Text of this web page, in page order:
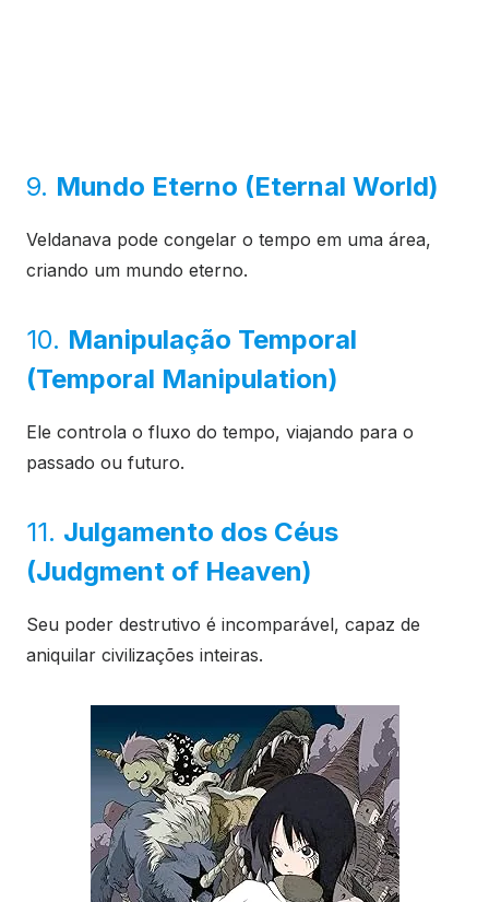
9. Mundo Eterno (Eternal World)
Veldanava pode congelar o tempo em uma área,
criando um mundo eterno.
10. Manipulação Temporal
(Temporal Manipulation)
Ele controla o fluxo do tempo, viajando para o
passado ou futuro.
11. Julgamento dos Céus
(Judgment of Heaven)
Seu poder destrutivo é incomparável, capaz de
aniquilar civilizações inteiras.